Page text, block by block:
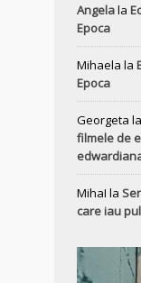
Angelala
Epoca
Mihaela la
Epoca
Georgeta la
filmele de
MihaI la
care iau